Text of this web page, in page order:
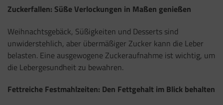
Zuckerfallen: Süße Verlockungen in Maßen genießen
Weihnachtsgebäck, Süßigkeiten und Desserts sind
unwiderstehlich, aber übermäßiger Zucker kann die Leber
belasten. Eine ausgewogene Zuckeraufnahme ist wichtig, um
die Lebergesundheit zu bewahren.
Fettreiche Festmahlzeiten: Den Fettgehalt im Blick behalten